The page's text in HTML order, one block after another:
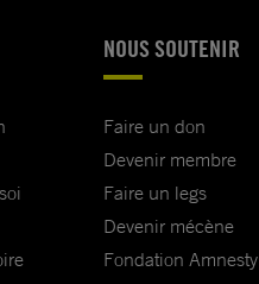
NOUS SOUTENIR
Faire un don
Devenir membre
Faire un legs
Devenir mécène
Fondation Amnesty